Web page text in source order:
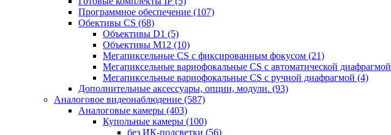
Программное обеспечение (107)
Обективы CS (68)
Объективы D1 (5)
Объективы M12 (10)
Мегапиксельные CS c фиксированным фокусом (21)
Мегапиксельные вариофокальные CS c автоматической диафрагмой
Мегапиксельные вариофокальные CS c ручной диафрагмой (4)
Дополнительные аксессуары, опции, модули. (93)
Аналоговое видеонаблюдение (587)
Аналоговые камеры (403)
Купольные камеры (100)
без ИК-подсветки (56)